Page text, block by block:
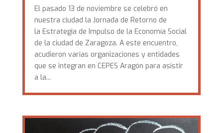
El pasado 13 de noviembre se celebró en
nuestra ciudad la Jornada de Retorno de
la Estrategia de Impulso de la Economía Social
de la ciudad de Zaragoza. A este encuentro,
acudieron varias organizaciones y entidades
que se integran en CEPES Aragón para asistir
a la...